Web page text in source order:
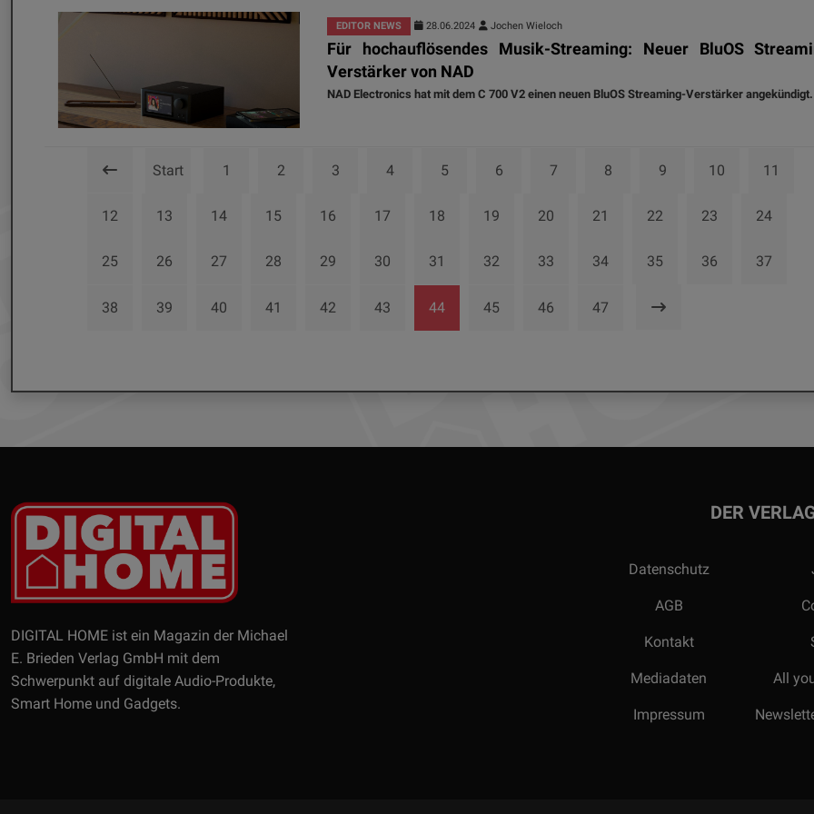
EDITOR NEWS 28.06.2024 Jochen Wieloch
Für hochauflösendes Musik-Streaming: Neuer BluOS
Verstärker von NAD
NAD Electronics hat mit dem C 700 V2 einen neuen BluOS Streaming-Verstärker angekündigt.
Start 1 2 3 4 5 6 7 8 9 10 11
12 13 14 15 16 17 18 19 20 21 22 23 24
25 26 27 28 29 30 31 32 33 34 35 36 37
38 39 40 41 42 43 44 45 46 47
DIGITAL HOME ist ein Magazin der Michael
E. Brieden Verlag GmbH mit dem
Schwerpunkt auf digitale Audio-Produkte,
Smart Home und Gadgets.
DER
Datenschutz
AGB
Kontakt
Mediadaten
Impressum
All